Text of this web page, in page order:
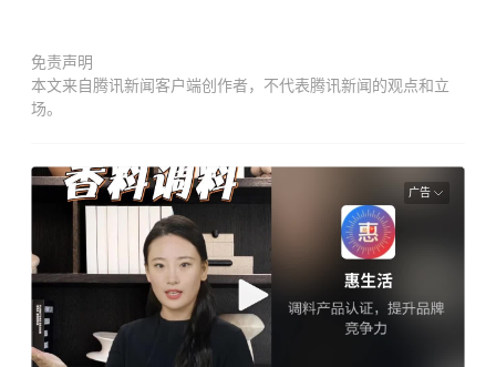
免责声明
本文来自腾讯新闻客户端创作者，不代表腾讯新闻的观点和立
场。
广告